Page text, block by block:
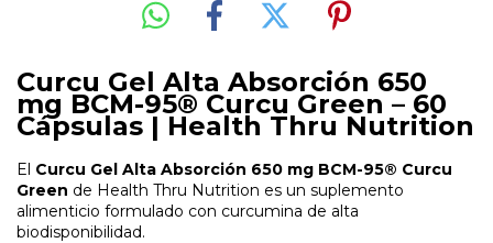
Curcu Gel Alta Absorción 650
mg BCM-95® Curcu Green – 60
Cápsulas | Health Thru Nutrition
El Curcu Gel Alta Absorción 650 mg BCM-95® Curcu
Green de Health Thru Nutrition es un suplemento
alimenticio formulado con curcumina de alta
biodisponibilidad.